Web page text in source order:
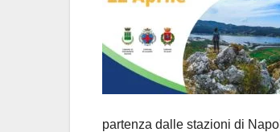
partenza dalle stazioni di